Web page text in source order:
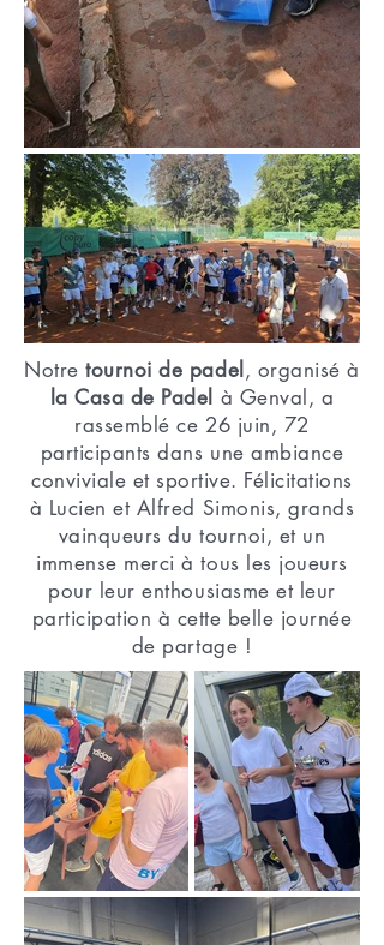
Notretournoi de padel , organisé à
la Casa de Padel à Genval, a
rassemblé ce 26 juin, 72
participants dans une ambiance
conviviale et sportive. Félicitations
à Lucien et Alfred Simonis, grands
vainqueurs du tournoi, et un
immense merci à tous les joueurs
pour leur enthousiasme et leur
participation à cette belle journée
de partage !